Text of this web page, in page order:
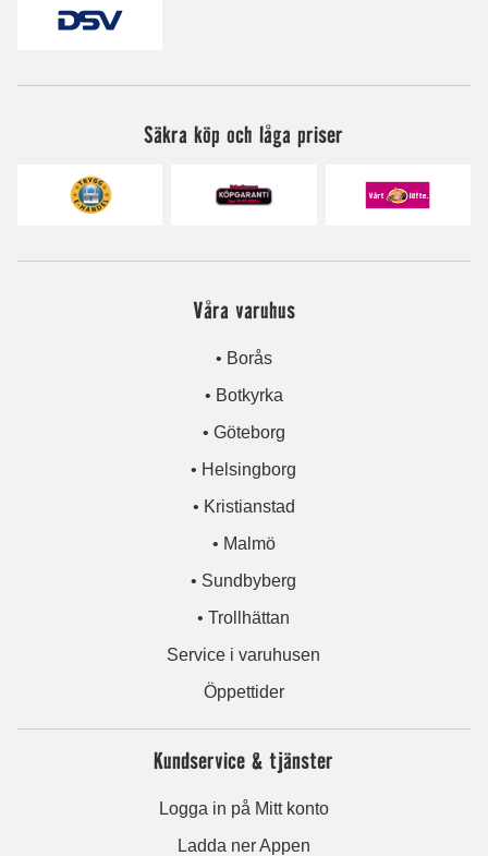
Säkra köp och låga priser
Våra varuhus
• Borås
• Botkyrka
• Göteborg
• Helsingborg
• Kristianstad
• Malmö
• Sundbyberg
• Trollhättan
Service i varuhusen
Öppettider
Kundservice & tjänster
Logga in på Mitt konto
Ladda ner Appen